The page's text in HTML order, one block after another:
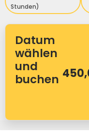
Stunden)
Datum
wählen
und
buchen